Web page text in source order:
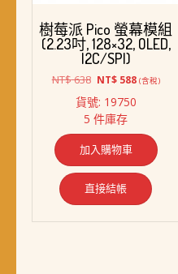
樹莓派 Pico 螢幕模組
(2.23吋, 128×32, OLED,
I2C/SPI)
NT$638 原
價
格：
NT$ 638。
NT$588目
價
NT$ 588。
(含稅)
貨號: 19750
5 件庫存
加入購物車
直接結帳